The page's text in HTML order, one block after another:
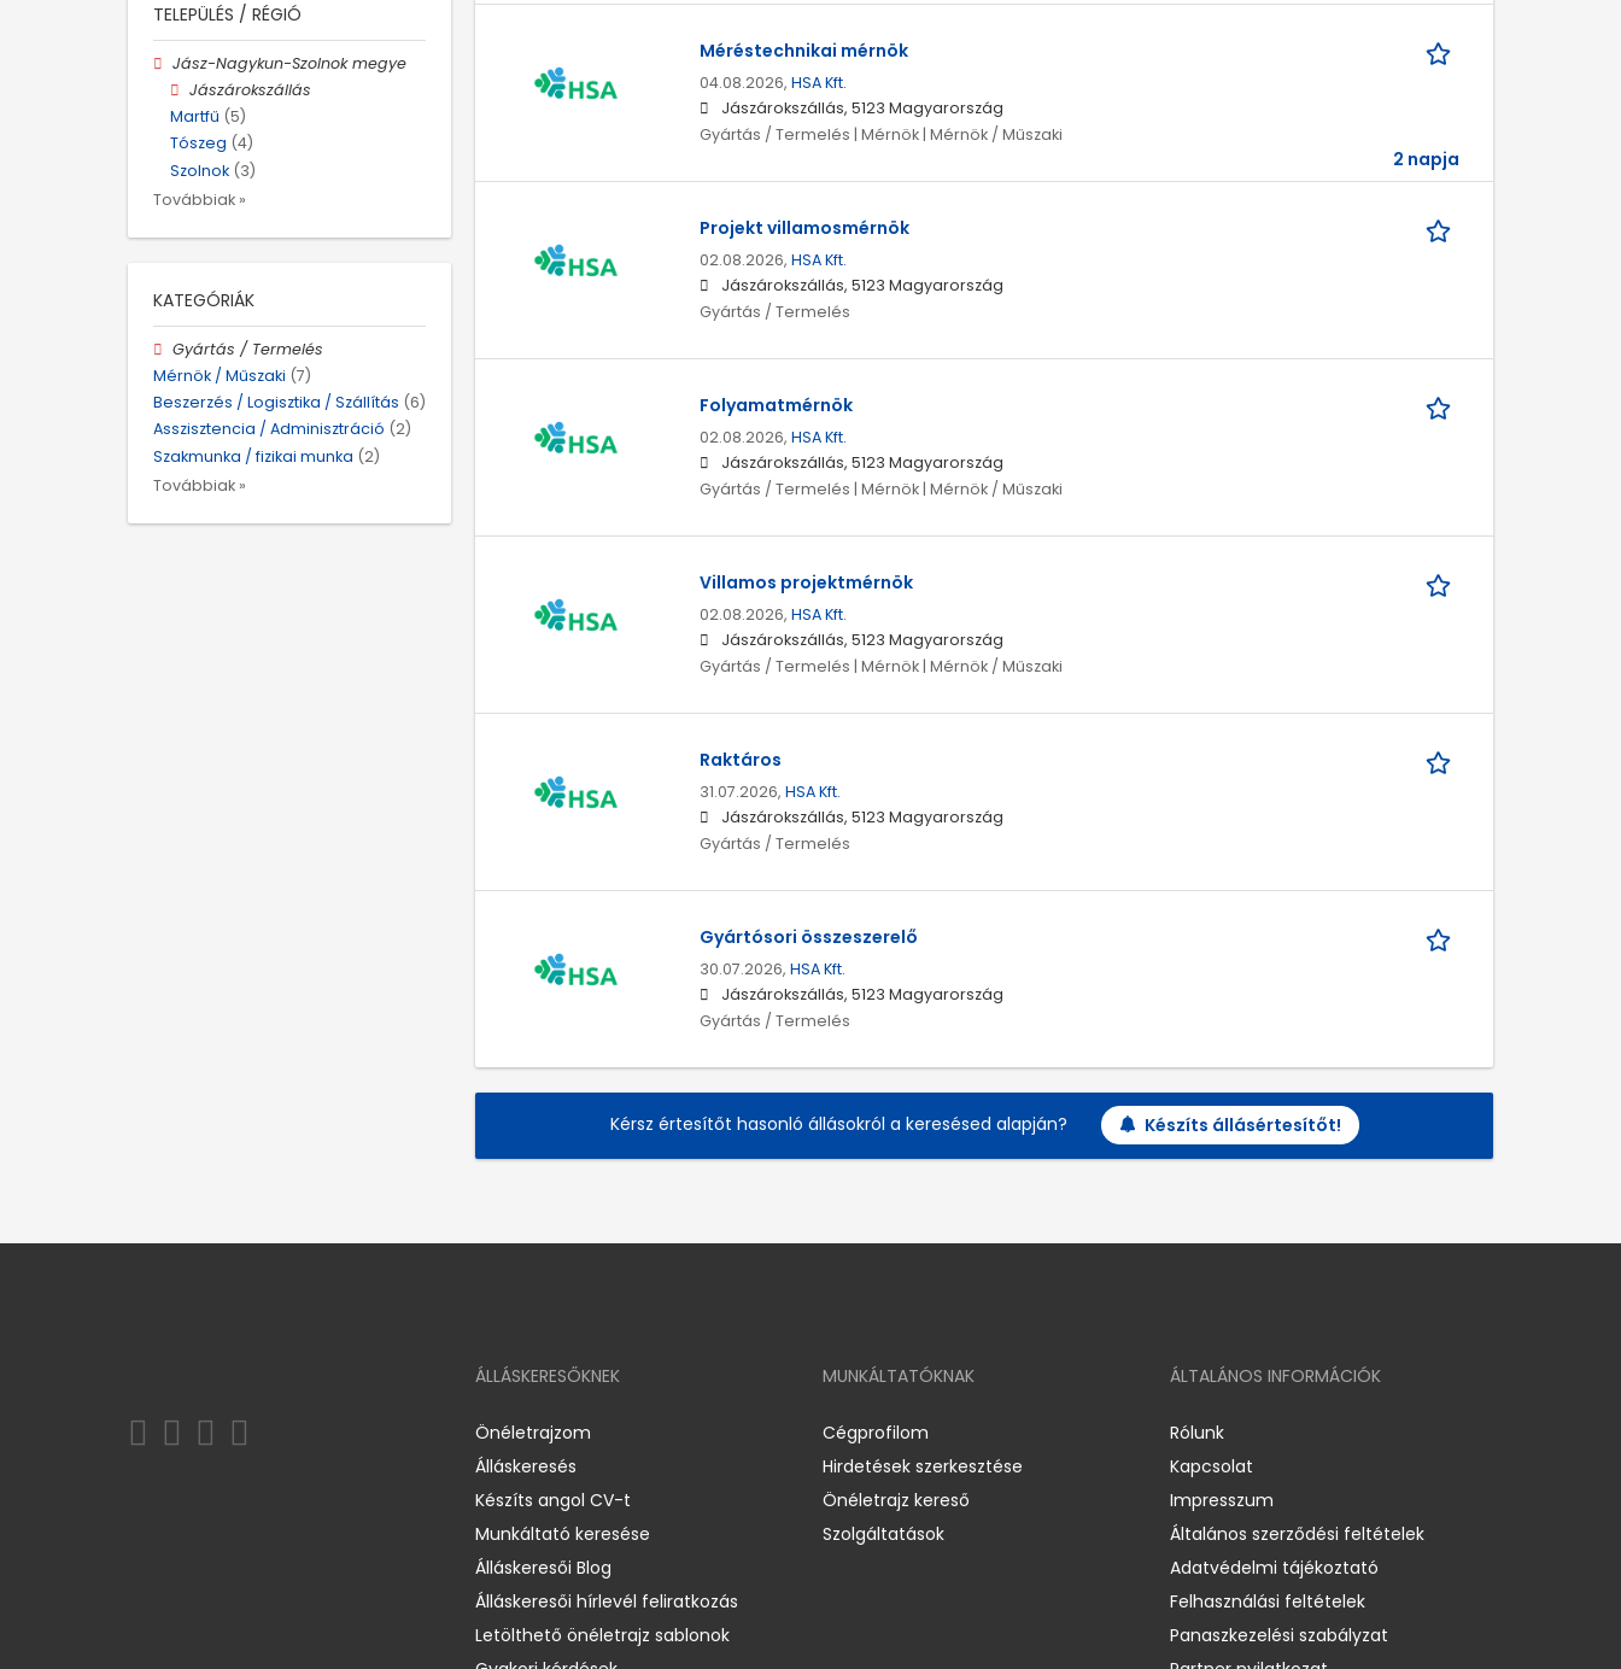
Méréstechnikai mérnök
04.08.2026, HSA Kft.
Jászárokszállás, 5123 Magyarország
Gyártás / Termelés | Mérnök | Mérnök / Műszaki
2 napja
Projekt villamosmérnök
02.08.2026, HSA Kft.
Jászárokszállás, 5123 Magyarország
Gyártás / Termelés
Folyamatmérnök
02.08.2026, HSA Kft.
Jászárokszállás, 5123 Magyarország
Gyártás / Termelés | Mérnök | Mérnök / Műszaki
Villamos projektmérnök
02.08.2026, HSA Kft.
Jászárokszállás, 5123 Magyarország
Gyártás / Termelés | Mérnök | Mérnök / Műszaki
Raktáros
31.07.2026, HSA Kft.
Jászárokszállás, 5123 Magyarország
Gyártás / Termelés
Gyártósori összeszerelő
30.07.2026, HSA Kft.
Jászárokszállás, 5123 Magyarország
Gyártás / Termelés
Kérsz értesítőt hasonló állásokról a keresésed alapján? Készíts állásértesítőt!
TELEPÜLÉS / RÉGIÓ
Jász-Nagykun-Szolnok megye
Jászárokszállás
Martfű (5)
Tószeg (4)
Szolnok (3)
Továbbiak »
KATEGÓRIÁK
Gyártás / Termelés
Mérnök / Műszaki (7)
Beszerzés / Logisztika / Szállítás (6)
Asszisztencia / Adminisztráció (2)
Szakmunka / fizikai munka (2)
Továbbiak »
ÁLLÁSKERESŐKNEK
Önéletrajzom
Álláskeresés
Készíts angol CV-t
Munkáltató keresése
Álláskeresői Blog
Álláskeresői hírlevél feliratkozás
Letölthető önéletrajz sablonok
MUNKÁLTATÓKNAK
Cégprofilom
Hirdetések szerkesztése
Önéletrajz kereső
Szolgáltatások
ÁLTALÁNOS INFORMÁCIÓK
Rólunk
Kapcsolat
Impresszum
Általános szerződési feltételek
Adatvédelmi tájékoztató
Felhasználási feltételek
Panaszkezelési szabályzat